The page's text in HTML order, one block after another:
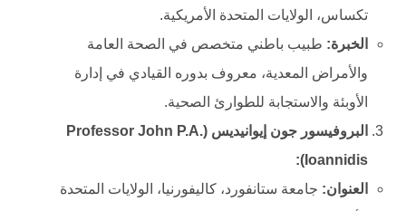
تكساس، الولايات المتحدة الأمريكية.
الخبرة: طبيب باطني متخصص في الصحة العامة
والأمراض المعدية، معروف بدوره القيادي في إدارة
الأوبئة والاستجابة للطوارئ الصحية.
البروفيسور جون إيوانيديس (Professor John P.A.
Ioannidis):
العنوان: جامعة ستانفورد، كاليفورنيا، الولايات المتحدة